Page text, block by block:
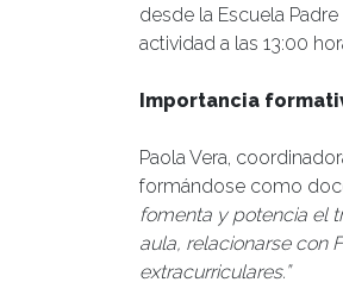
desde la Escuela
actividad a las 13:00
Importancia
Paola Vera,
formándose como
fomenta y potencia el
aula, relacionarse con
extracurriculares.”